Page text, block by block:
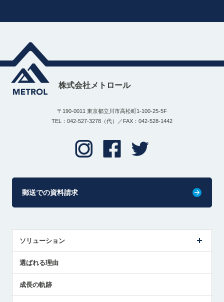
株式会社メトロール
〒190-0011 東京都立川市高松町1-100-25-5F
TEL：042-527-3278（代）／FAX：042-528-1442
郵送での資料請求
ソリューション
解決策提案
選ばれる理由
成長の軌跡